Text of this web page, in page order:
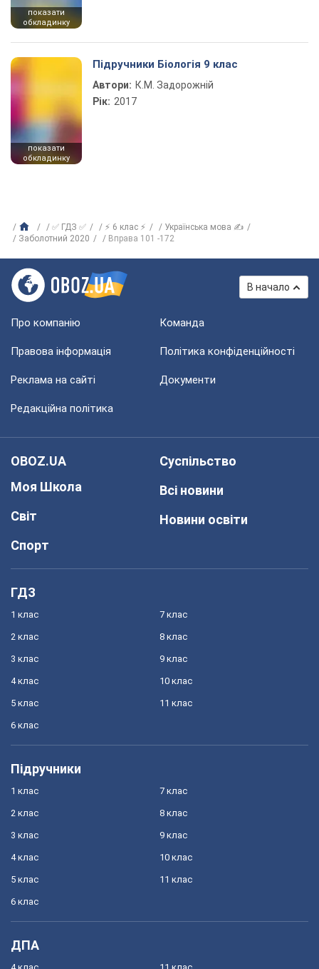
показати
обкладинку
показати
обкладинку
Підручники Біологія 9 клас
Автори: К.М. Задорожній
Рік: 2017
✅ ГДЗ ✅ ⚡ 6 клас ⚡
Українська мова ✍
Заболотний 2020
Вправа 101 -172
В начало
Про компанію Команда
Правова інформація Політика конфіденційності
Реклама на сайті Документи
Редакційна політика
OBOZ.UA
Моя Школа
Світ
Спорт
Суспільство
Всі новини
Новини освіти
ГДЗ
1 клас
2 клас
3 клас
4 клас
5 клас
6 клас
7 клас
8 клас
9 клас
10 клас
11 клас
Підручники
1 клас
2 клас
3 клас
4 клас
5 клас
6 клас
7 клас
8 клас
9 клас
10 клас
11 клас
ДПА